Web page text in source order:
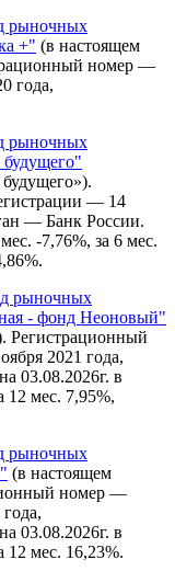
рыночных
+" (в настоящем
номер —
года,
рыночных
— 14
— Банк России.
-7,76%, за 6 мес.
рыночных
- фонд Неоновый"
Регистрационный
2021 года,
03.08.2026г. в
12 мес. 7,95%,
рыночных
(в настоящем
номер —
03.08.2026г. в
12 мес. 16,23%.